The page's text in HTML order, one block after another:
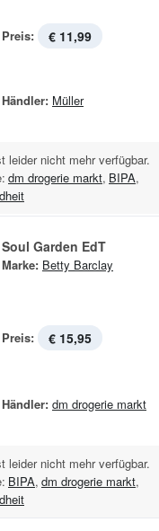
Preis: € 11,99
Händler: Müller
leider nicht mehr verfügbar.
dm drogerie markt, BIPA,
Soul Garden EdT
Marke: Betty Barclay
Preis: € 15,95
Händler: dm drogerie markt
leider nicht mehr verfügbar.
BIPA, dm drogerie markt,